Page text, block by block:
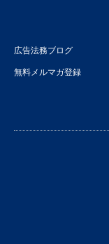
広告法務ブログ
無料メルマガ登録